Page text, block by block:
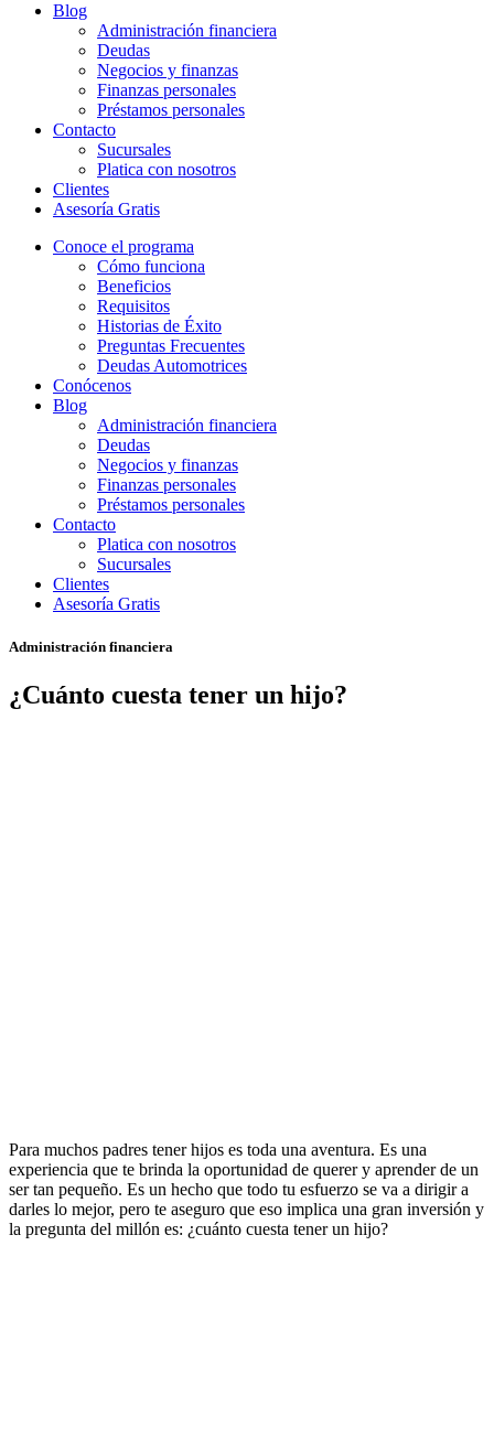
Blog
Administración financiera
Deudas
Negocios y finanzas
Finanzas personales
Préstamos personales
Contacto
Sucursales
Platica con nosotros
Clientes
Asesoría Gratis
Conoce el programa
Cómo funciona
Beneficios
Requisitos
Historias de Éxito
Preguntas Frecuentes
Deudas Automotrices
Conócenos
Blog
Administración financiera
Deudas
Negocios y finanzas
Finanzas personales
Préstamos personales
Contacto
Platica con nosotros
Sucursales
Clientes
Asesoría Gratis
Administración financiera
¿Cuánto cuesta tener un hijo?
Para muchos padres tener hijos es toda una aventura. Es una
experiencia que te brinda la oportunidad de querer y aprender de un
ser tan pequeño. Es un hecho que todo tu esfuerzo se va a dirigir a
darles lo mejor, pero te aseguro que eso implica una gran inversión y
la pregunta del millón es: ¿cuánto cuesta tener un hijo?